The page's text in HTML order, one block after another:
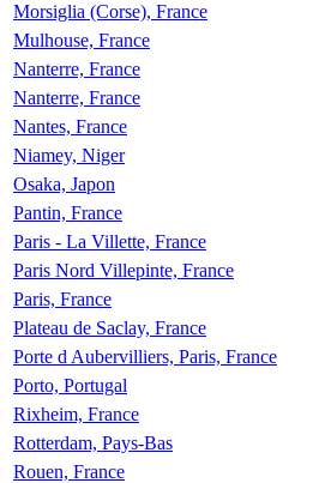
Morsiglia (Corse), France
Mulhouse, France
Nanterre, France
Nanterre, France
Nantes, France
Niamey, Niger
Osaka, Japon
Pantin, France
Paris - La Villette, France
Paris Nord Villepinte, France
Paris, France
Plateau de Saclay, France
Porte d Aubervilliers, Paris, France
Porto, Portugal
Rixheim, France
Rotterdam, Pays-Bas
Rouen, France